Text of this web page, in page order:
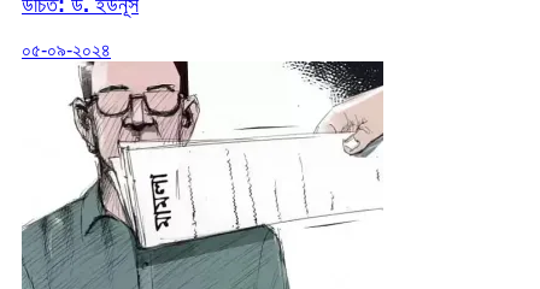
০৫-০৯-২০২৪